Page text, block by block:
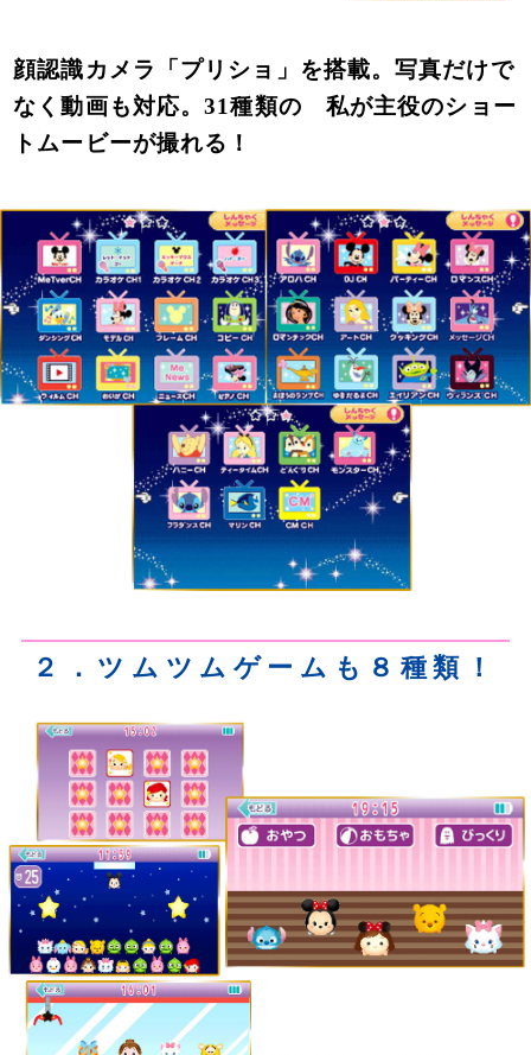
顔認識カメラ「プリショ」を搭載。写真だけで
なく動画も対応。31種類の 私が主役のショー
トムービーが撮れる！
２．ツムツムゲームも８種類！